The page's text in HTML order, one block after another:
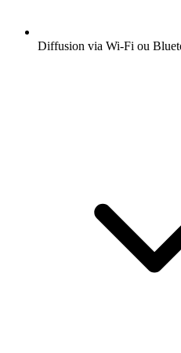
Diffusion via Wi-Fi ou